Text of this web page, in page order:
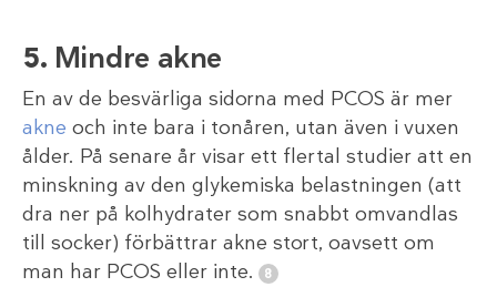
5. Mindre akne
En av de besvärliga sidorna med PCOS är mer
akne och inte bara i tonåren, utan även i vuxen
ålder. På senare år visar ett flertal studier att en
minskning av den glykemiska belastningen (att
dra ner på kolhydrater som snabbt omvandlas
till socker) förbättrar akne stort, oavsett om
man har PCOS eller inte.